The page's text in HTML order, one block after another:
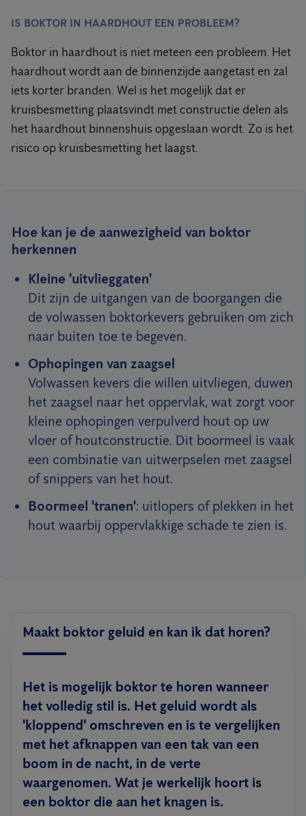
IS BOKTOR IN HAARDHOUT EEN PROBLEEM?
Boktor in haardhout is niet meteen een probleem. Het
haardhout wordt aan de binnenzijde aangetast en zal
iets korter branden. Wel is het mogelijk dat er
kruisbesmetting plaatsvindt met constructie delen als
het haardhout binnenshuis opgeslaan wordt. Zo is het
risico op kruisbesmetting het laagst.
Hoe kan je de aanwezigheid van boktor
herkennen
Kleine 'uitvlieggaten'
Dit zijn de uitgangen van de boorgangen die
de volwassen boktorkevers gebruiken om zich
naar buiten toe te begeven.
Ophopingen van zaagsel
Volwassen kevers die willen uitvliegen, duwen
het zaagsel naar het oppervlak, wat zorgt voor
kleine ophopingen verpulverd hout op uw
vloer of houtconstructie. Dit boormeel is vaak
een combinatie van uitwerpselen met zaagsel
of snippers van het hout.
Boormeel 'tranen': uitlopers of plekken in het
hout waarbij oppervlakkige schade te zien is.
Maakt boktor geluid en kan ik dat horen?
Het is mogelijk boktor te horen wanneer
het volledig stil is. Het geluid wordt als
'kloppend' omschreven en is te vergelijken
met het afknappen van een tak van een
boom in de nacht, in de verte
waargenomen. Wat je werkelijk hoort is
een boktor die aan het knagen is.